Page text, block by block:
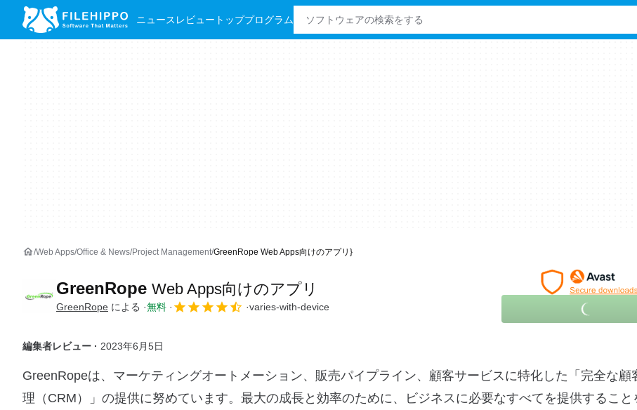
ニュース レビュー トッププログラム
Web Apps Office & News Project Management GreenRope Web Apps向けのアプリ}
GreenRope Web Apps向けのアプリ
GreenRope による 無料 varies-with-device
編集者レビュー · 2023年6月5日
GreenRopeは、マーケティングオートメーション、販売パイプライン、顧客サービスに特化した「完全な顧
理（CRM）」の提供に努めています。最大の成長と効率のために、ビジネスに必要なすべてを提供すること